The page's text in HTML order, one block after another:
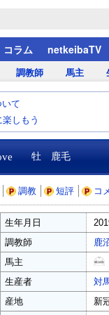
コラム netkeibaTV
調教師 馬主
て
しもう
牡 鹿毛
調教 短評 コ
生年月日
調教師
鹿
馬主
生産者
対
産地
新